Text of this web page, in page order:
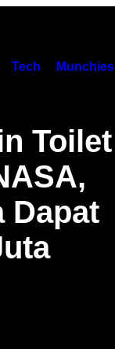
Tech Munchies
Toilet
Dapat